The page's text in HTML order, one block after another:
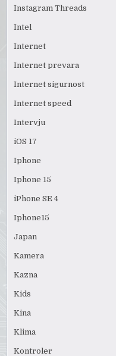
Instagram Threads
Intel
Internet
Internet prevara
Internet sigurnost
Internet speed
Intervju
iOS 17
Iphone
Iphone 15
iPhone SE 4
Iphone15
Japan
Kamera
Kazna
Kids
Kina
Klima
Kontroler